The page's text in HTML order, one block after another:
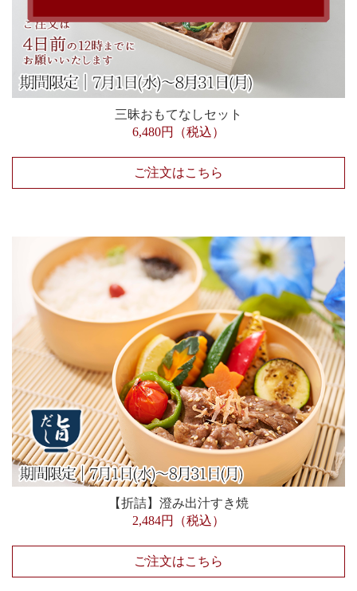
三昧おもてなしセット
6,480円（税込）
ご注文はこちら
【折詰】澄み出汁すき焼
2,484円（税込）
ご注文はこちら